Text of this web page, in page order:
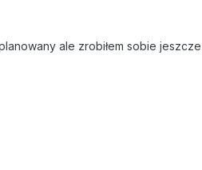
ale zrobiłem sobie